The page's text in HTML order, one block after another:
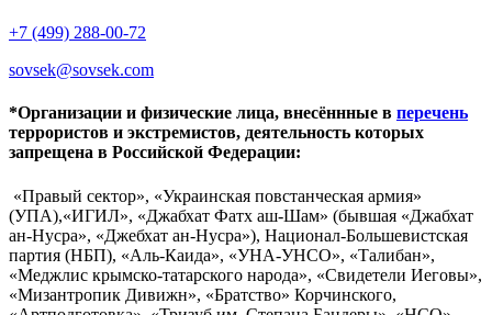
+7 (499) 288-00-72
sovsek@sovsek.com
*Организации и физические лица, внесённные в перечень
террористов и экстремистов, деятельность которых
запрещена в Российской Федерации:
«Правый сектор», «Украинская повстанческая армия»
(УПА),«ИГИЛ», «Джабхат Фатх аш-Шам» (бывшая «Джабхат
ан-Нусра», «Джебхат ан-Нусра»), Национал-Большевистская
партия (НБП), «Аль-Каида», «УНА-УНСО», «Талибан»,
«Меджлис крымско-татарского народа», «Свидетели Иеговы»,
«Мизантропик Дивижн», «Братство» Корчинского,